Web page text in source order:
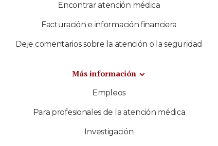
Encontrar atención médica
Facturación e información financiera
Deje comentarios sobre la atención o la seguridad
Más información
Empleos
Para profesionales de la atención médica
Investigación